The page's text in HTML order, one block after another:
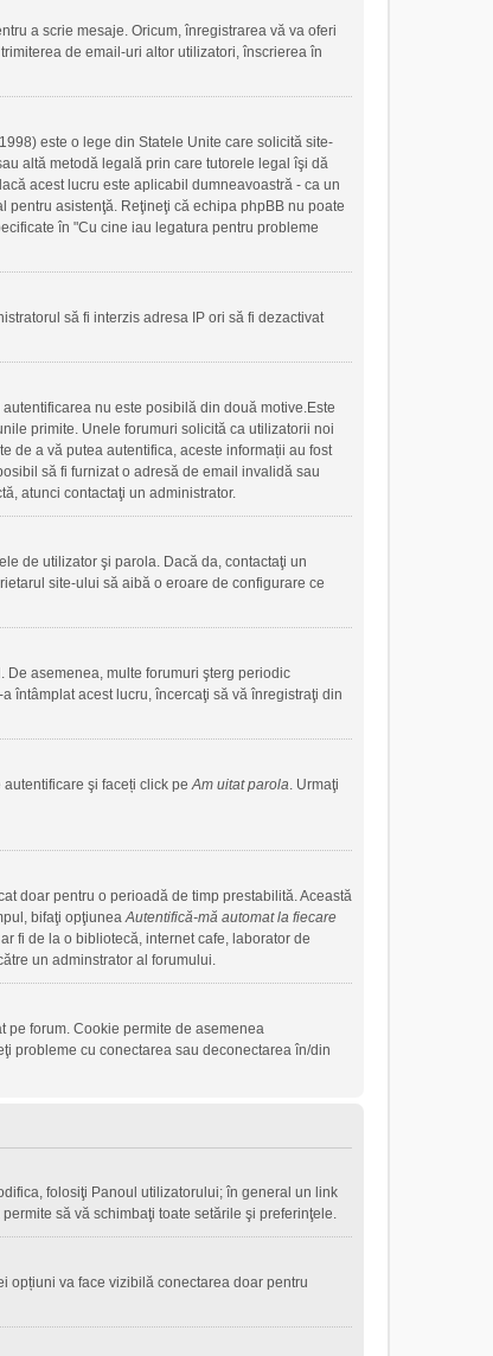
a scrie mesaje. Oricum, înregistrarea vă va oferi
de email-uri altor utilizatori, înscrierea în
este o lege din Statele Unite care solicită site-
altă metodă legală prin care tutorele legal îşi dă
acest lucru este aplicabil dumneavoastră - ca un
asistenţă. Reţineţi că echipa phpBB nu poate
în "Cu cine iau legatura pentru probleme
să fi interzis adresa IP ori să fi dezactivat
nu este posibilă din două motive.Este
primite. Unele forumuri solicită ca utilizatorii noi
de a vă putea autentifica, aceste informații au fost
să fi furnizat o adresă de email invalidă sau
atunci contactaţi un administrator.
de utilizator şi parola. Dacă da, contactaţi un
site-ului să aibă o eroare de configurare ce
De asemenea, multe forumuri şterg periodic
întâmplat acest lucru, încercaţi să vă înregistraţi din
autentificare şi faceți click peAm uitat parola. Urmaţi
doar pentru o perioadă de timp prestabilită. Această
bifaţi opţiuneaAutentifică-mă automat la fiecare
fi de la o bibliotecă, internet cafe, laborator de
un adminstrator al forumului.
pe forum. Cookie permite de asemenea
probleme cu conectarea sau deconectarea în/din
folosiţi Panoul utilizatorului; în general un link
să vă schimbaţi toate setările şi preferinţele.
opțiuni va face vizibilă conectarea doar pentru